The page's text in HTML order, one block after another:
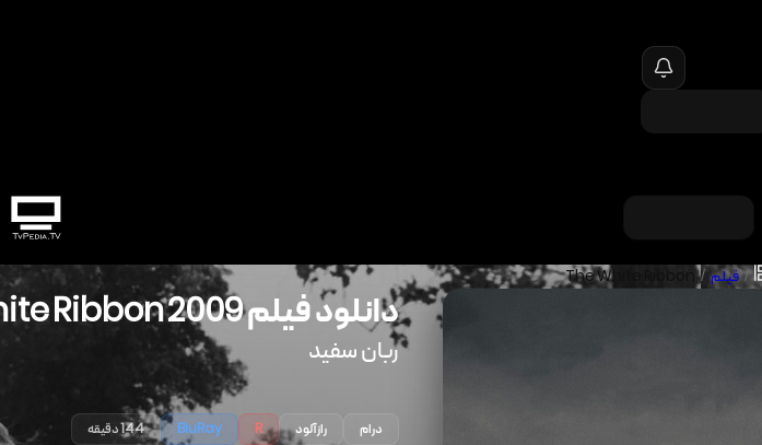
/فیلم /
The White Ribbon
دانلود فیلم2009
Ribbon
ربان سفید
درام رازآلود R
BluRay 144 دقیقه